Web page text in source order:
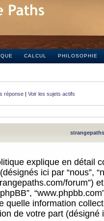
CALCUL PHILOSOPHIE
réponse | Voir les sujets actifs
explique en détail
ici par “nous”,
forum”)
quelle information
de votre part (désigné